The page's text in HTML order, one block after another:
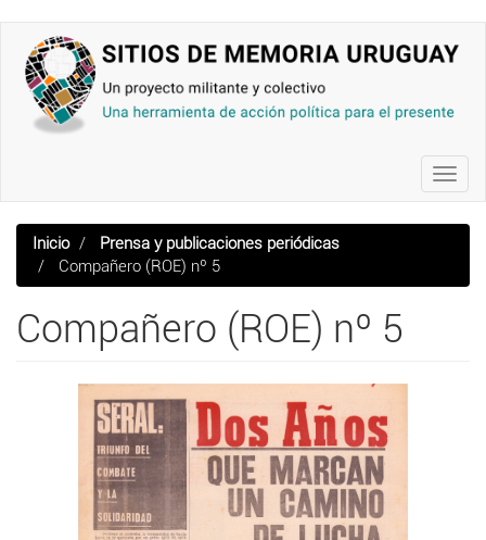
contenido
principal
Inicio
Prensa y publicaciones periódicas
Compañero (ROE) nº 5
Compañero (ROE) nº 5